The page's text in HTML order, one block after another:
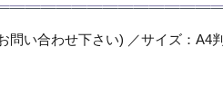
問い合わせ下さい) ／サイズ：A4判